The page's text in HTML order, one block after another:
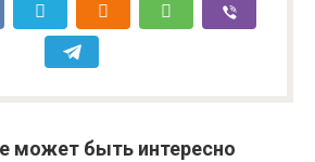
может быть интересно